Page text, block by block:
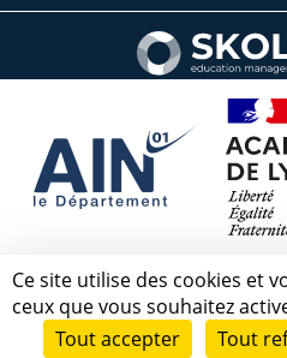
Ce site utilise des cookies et
ceux que vous souhaitez
Tout accepter
Tout